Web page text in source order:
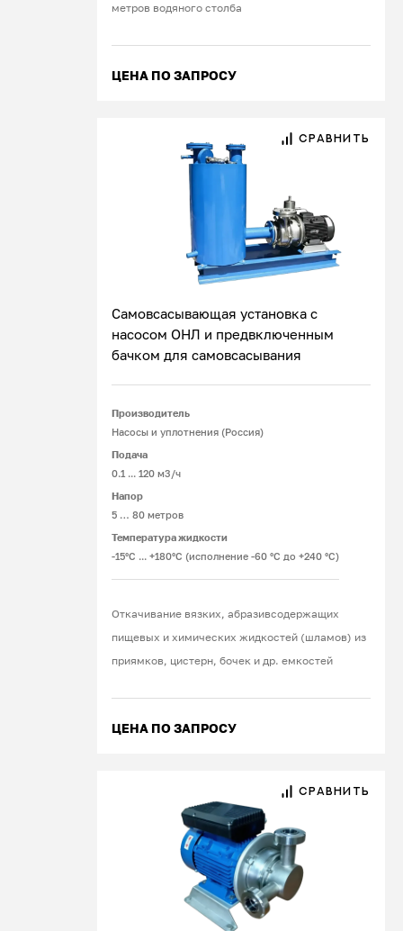
метров водяного столба
ЦЕНА ПО ЗАПРОСУ
СРАВНИТЬ
Самовсасывающая установка с
насосом ОНЛ и предвключенным
бачком для самовсасывания
Производитель
Насосы и уплотнения (Россия)
Подача
0.1 ... 120 м3/ч
Напор
5 … 80 метров
Температура жидкости
-15°С ... +180°С (исполнение -60 °С до +240 °С)
Откачивание вязких, абразивсодержащих
пищевых и химических жидкостей (шламов) из
приямков, цистерн, бочек и др. емкостей
ЦЕНА ПО ЗАПРОСУ
СРАВНИТЬ